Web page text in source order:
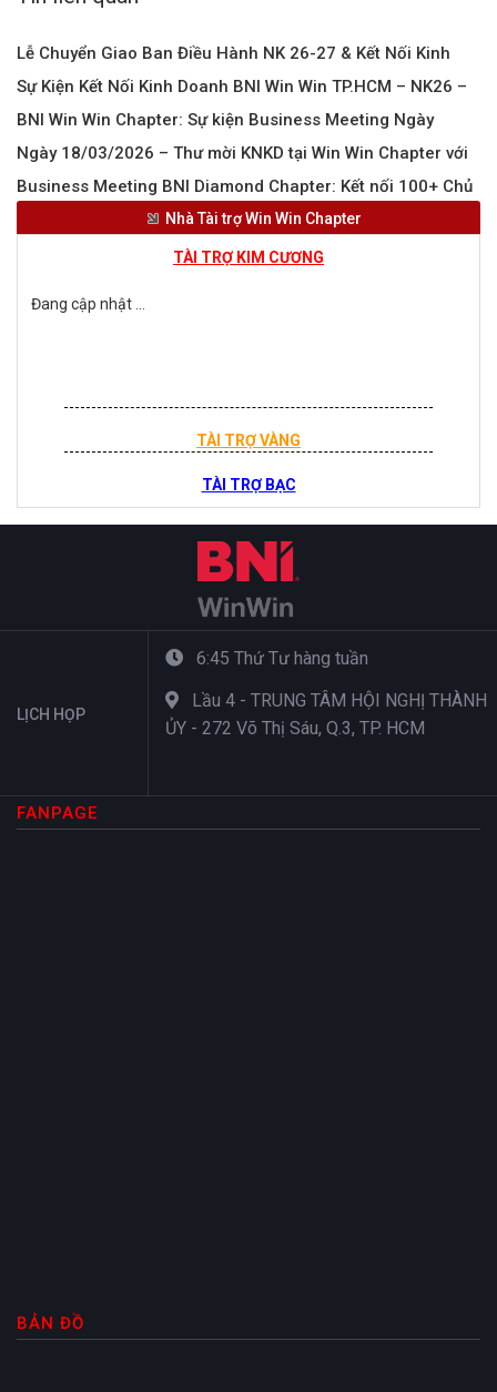
Lễ Chuyển Giao Ban Điều Hành NK 26-27 & Kết Nối Kinh
Doanh BNI
Sự Kiện Kết Nối Kinh Doanh BNI Win Win TP.HCM – NK26 –
01/04/2026
BNI Win Win Chapter: Sự kiện Business Meeting Ngày
25/03
Ngày 18/03/2026 – Thư mời KNKD tại Win Win Chapter với
hơn 100+ Chủ DNGiao lưu cùng 100+ CEO và lắng nghe
Feature Presentations từ Tâm Minh Foods & Mộc Nhiên
Business Meeting BNI Diamond Chapter: Kết nối 100+ Chủ
Nhà Tài trợ Win Win Chapter
TÀI TRỢ KIM CƯƠNG
Đang cập nhật ...
TÀI TRỢ VÀNG
TÀI TRỢ BẠC
LỊCH HỌP
6:45 Thứ Tư hàng tuần
Lầu 4 - TRUNG TÂM HỘI NGHỊ THÀNH
ỦY - 272 Võ Thị Sáu, Q.3, TP. HCM
FANPAGE
BẢN ĐỒ